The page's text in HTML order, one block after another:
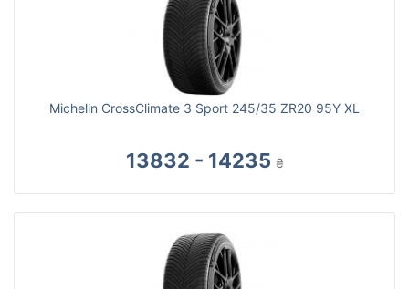
Michelin CrossClimate 3 Sport 245/35 ZR20 95Y XL
13832 - 14235 ₴